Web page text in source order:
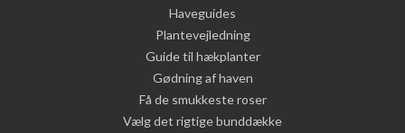
Haveguides
Plantevejledning
Guide til hækplanter
Gødning af haven
Få de smukkeste roser
Vælg det rigtige bunddække